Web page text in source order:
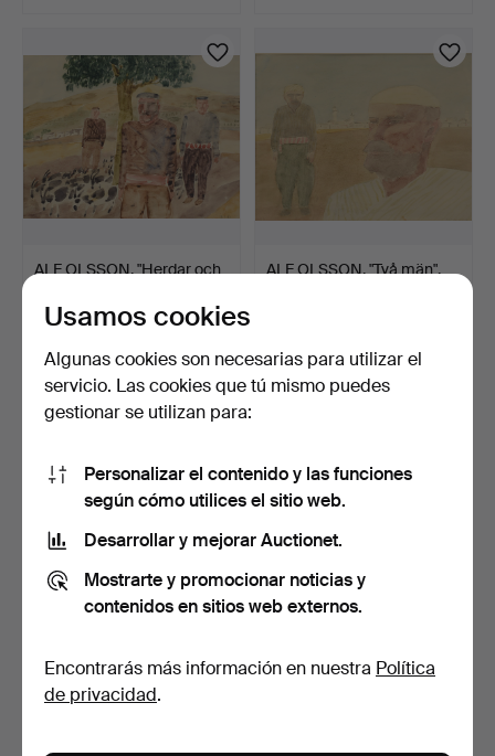
ALF OLSSON. "Herdar och
12 días
85 USD
ALF OLSSON. "Två män",
74 USD
linograbado, fir…
Estimación
"Eldblomman", linograbado,
Usamos cookies
Algunas cookies son necesarias para utilizar el
servicio. Las cookies que tú mismo puedes
gestionar se utilizan para:
Personalizar el contenido y las funciones
según cómo utilices el sitio web.
Desarrollar y mejorar Auctionet.
Mostrarte y promocionar noticias y
contenidos en sitios web externos.
Encontrarás más información en nuestra Política
de privacidad.